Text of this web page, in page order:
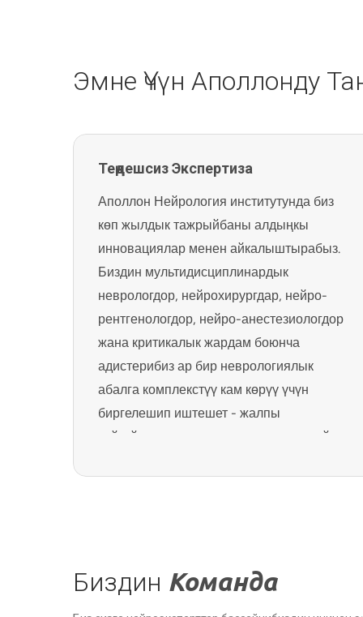
Эмне Үчүн Аполлонду
Теңдешсиз Экспертиза
Аполлон Нейрология институтунда биз
көп жылдык тажрыйбаны алдыңкы
инновациялар менен айкалыштырабыз.
Биздин мультидисциплинардык
неврологдор, нейрохирургдар, нейро-
рентгенологдор, нейро-анестезиологдор
жана критикалык жардам боюнча
адистерибиз ар бир неврологиялык
абалга комплекстүү кам көрүү үчүн
биргелешип иштешет - жалпы
көйгөйлөрдөн эң татаал учурларга чейин.
айырмаланат:
Биздин Команда